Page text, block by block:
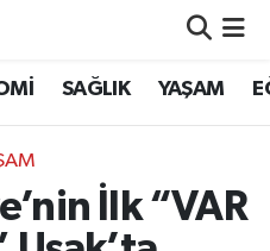
SAĞLIK YAŞAM
İlk “VAR